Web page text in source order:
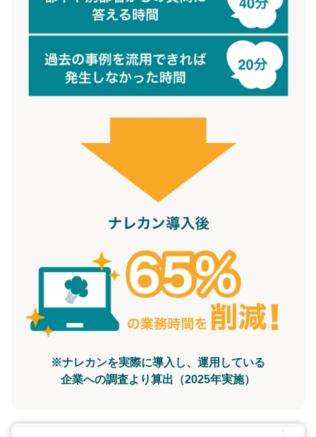
※ナレカンを実際に導入し、運用している
企業への調査より算出（2025年実施）